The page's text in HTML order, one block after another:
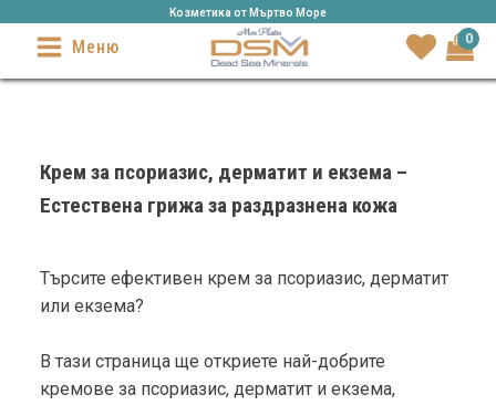
Козметика от Mъртво Море
Меню 0
Крем за псориазис, дерматит и екзема –
Естествена грижа за раздразнена кожа
Търсите ефективен крем за псориазис, дерматит
или екзема?
В тази страница ще откриете най-добрите
кремове за псориазис, дерматит и екзема,